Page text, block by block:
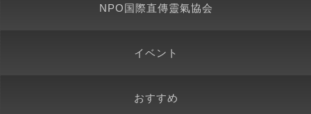
NPO国際直傳靈氣協会
イベント
おすすめ